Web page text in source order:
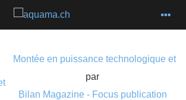
Montée en puissance technologique et
expansion internationale
par
Bilan Magazine - Focus publication